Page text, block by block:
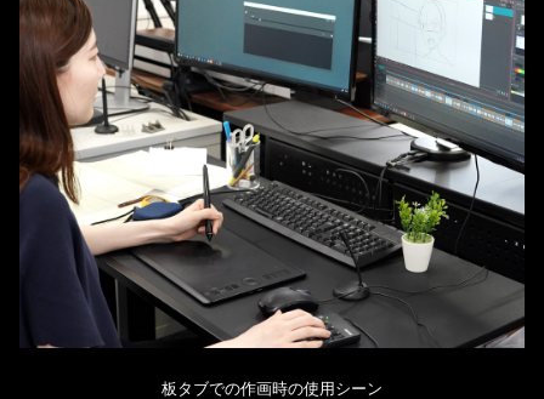
板タブでの作画時の使用シーン